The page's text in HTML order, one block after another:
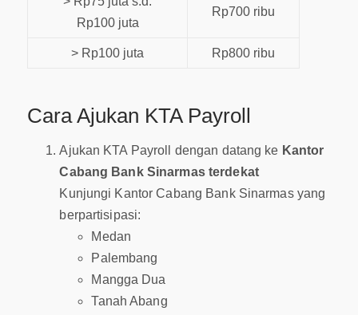
Rp100 juta
Rp700 ribu
> Rp100 juta Rp800 ribu
Cara Ajukan KTA Payroll
Ajukan KTA Payroll dengan datang ke Kantor
Cabang Bank Sinarmas terdekat
Kunjungi Kantor Cabang Bank Sinarmas yang
berpartisipasi:
Medan
Palembang
Mangga Dua
Tanah Abang